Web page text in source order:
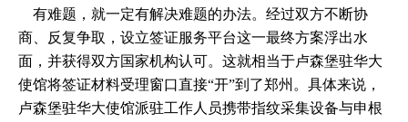
有难题，就一定有解决难题的办法。经过双方不断协
商、反复争取，设立签证服务平台这一最终方案浮出水
面，并获得双方国家机构认可。这就相当于卢森堡驻华大
使馆将签证材料受理窗口直接“开”到了郑州。具体来说，
卢森堡驻华大使馆派驻工作人员携带指纹采集设备与申根